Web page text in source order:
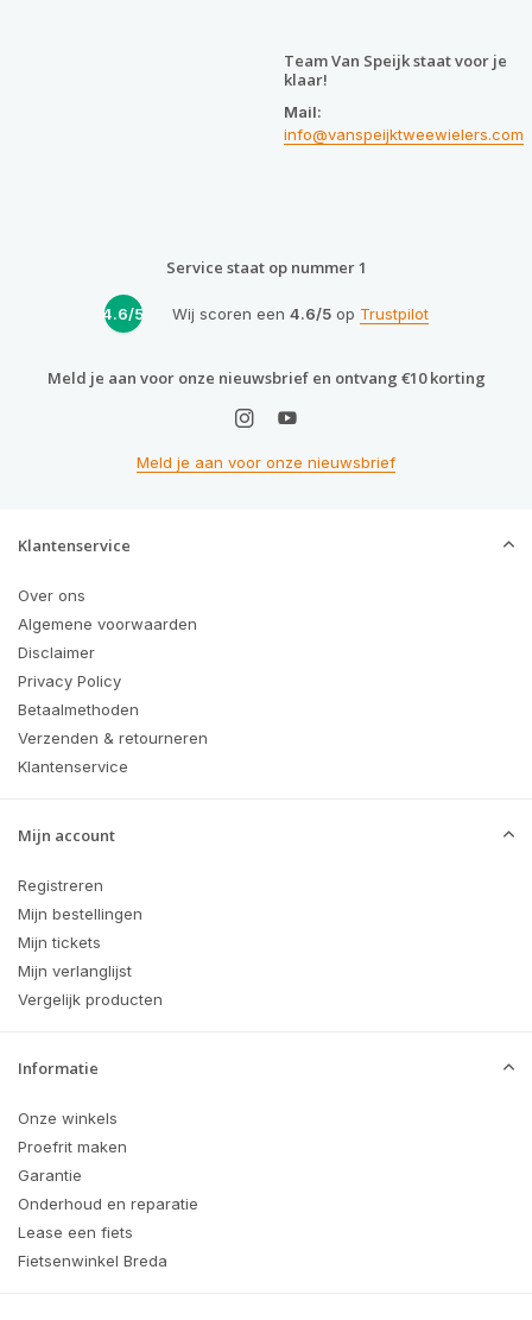
Team Van Speijk staat voor je
klaar!
Mail:
info@vanspeijktweewielers.com
Service staat op nummer 1
4.6/5 Wij scoren een 4.6/5op Trustpilot
Meld je aan voor onze nieuwsbrief en ontvang €10 korting
Meld je aan voor onze nieuwsbrief
Klantenservice
Over ons
Algemene voorwaarden
Disclaimer
Privacy Policy
Betaalmethoden
Verzenden & retourneren
Klantenservice
Mijn account
Registreren
Mijn bestellingen
Mijn tickets
Mijn verlanglijst
Vergelijk producten
Informatie
Onze winkels
Proefrit maken
Garantie
Onderhoud en reparatie
Lease een fiets
Fietsenwinkel Breda